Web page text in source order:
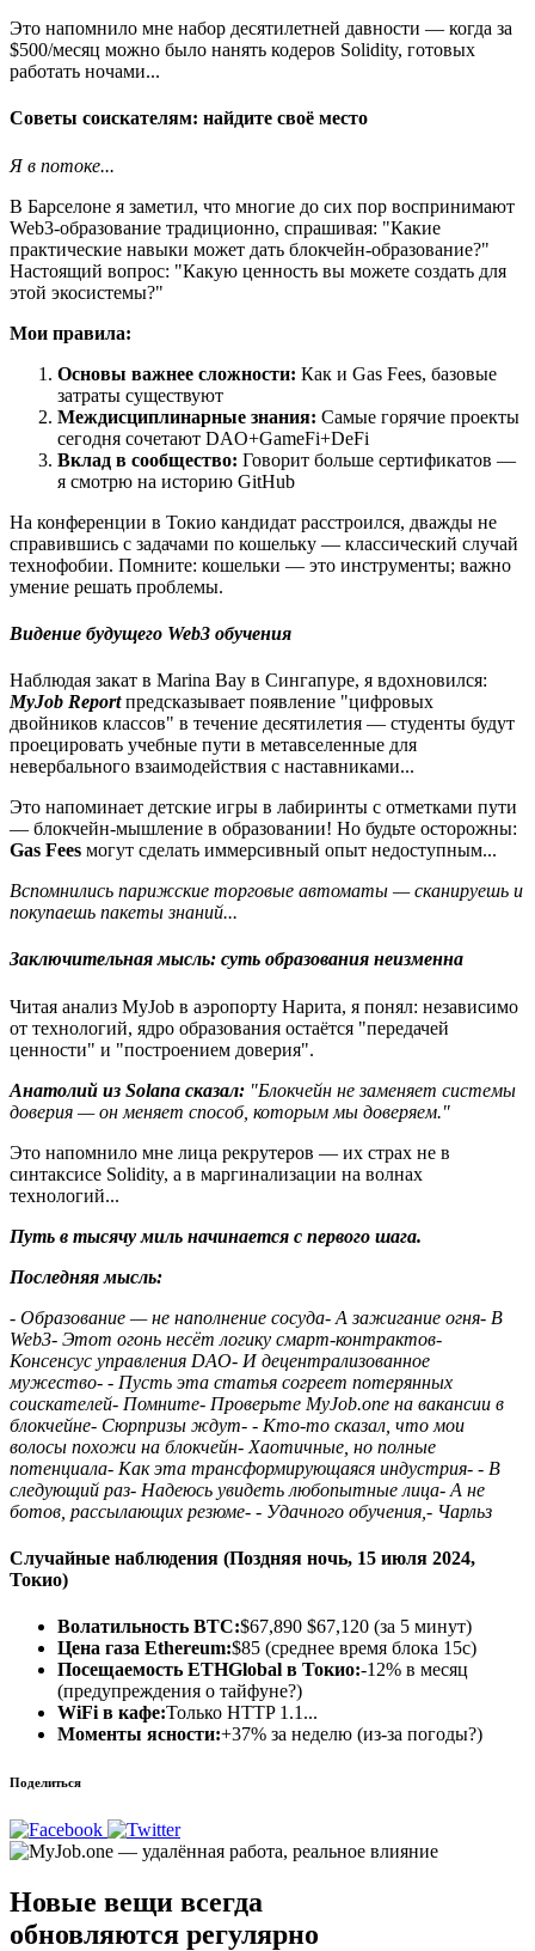
Это напомнило мне набор десятилетней давности — когда за
$500/месяц можно было нанять кодеров Solidity, готовых
работать ночами...
Советы соискателям: найдите своё место
Я в потоке...
В Барселоне я заметил, что многие до сих пор воспринимают
Web3-образование традиционно, спрашивая: "Какие
практические навыки может дать блокчейн-образование?"
Настоящий вопрос: "Какую ценность вы можете создать для
этой экосистемы?"
Мои правила:
Основы важнее сложности: Как и Gas Fees, базовые
затраты существуют
Междисциплинарные знания: Самые горячие проекты
сегодня сочетают DAO+GameFi+DeFi
Вклад в сообщество: Говорит больше сертификатов —
я смотрю на историю GitHub
На конференции в Токио кандидат расстроился, дважды не
справившись с задачами по кошельку — классический случай
технофобии. Помните: кошельки — это инструменты; важно
умение решать проблемы.
Видение будущего Web3 обучения
Наблюдая закат в Marina Bay в Сингапуре, я вдохновился:
MyJob Reportпредсказывает появление "цифровых
двойников классов" в течение десятилетия — студенты будут
проецировать учебные пути в метавселенные для
невербального взаимодействия с наставниками...
Это напоминает детские игры в лабиринты с отметками пути
— блокчейн-мышление в образовании! Но будьте осторожны:
Gas Fees могут сделать иммерсивный опыт недоступным...
Вспомнились парижские торговые автоматы — сканируешь и
покупаешь пакеты знаний...
Заключительная мысль: суть образования неизменна
Читая анализ MyJob в аэропорту Нарита, я понял: независимо
от технологий, ядро образования остаётся "передачей
ценности" и "построением доверия".
Анатолий из Solana сказал: "Блокчейн не заменяет системы
доверия — он меняет способ, которым мы доверяем."
Это напомнило мне лица рекрутеров — их страх не в
синтаксисе Solidity, а в маргинализации на волнах
технологий...
Путь в тысячу миль начинается с первого шага.
Последняя мысль:
- Образование — не наполнение сосуда- А зажигание огня- В
Web3- Этот огонь несёт логику смарт-контрактов-
Консенсус управления DAO- И децентрализованное
мужество- - Пусть эта статья согреет потерянных
соискателей- Помните- Проверьте MyJob.one на вакансии в
блокчейне- Сюрпризы ждут- - Кто-то сказал, что мои
волосы похожи на блокчейн- Хаотичные, но полные
потенциала- Как эта трансформирующаяся индустрия- - В
следующий раз- Надеюсь увидеть любопытные лица- А не
ботов, рассылающих резюме- - Удачного обучения,- Чарльз
Случайные наблюдения (Поздняя ночь, 15 июля 2024,
Токио)
Волатильность BTC:$67,890 $67,120 (за 5 минут)
Цена газа Ethereum:$85 (среднее время блока 15с)
Посещаемость ETHGlobal в Токио:-12% в месяц
(предупреждения о тайфуне?)
WiFi в кафе:Только HTTP 1.1...
Моменты ясности:+37% за неделю (из-за погоды?)
Поделиться
Новые вещи всегда
обновляются регулярно